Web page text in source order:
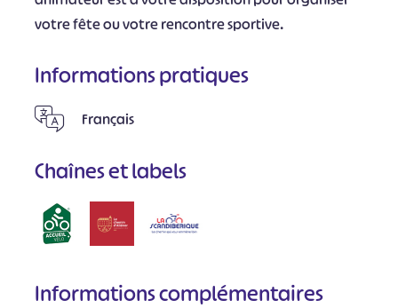
votre fête ou votre rencontre sportive.
Informations pratiques
Français
Chaînes et labels
Informations complémentaires